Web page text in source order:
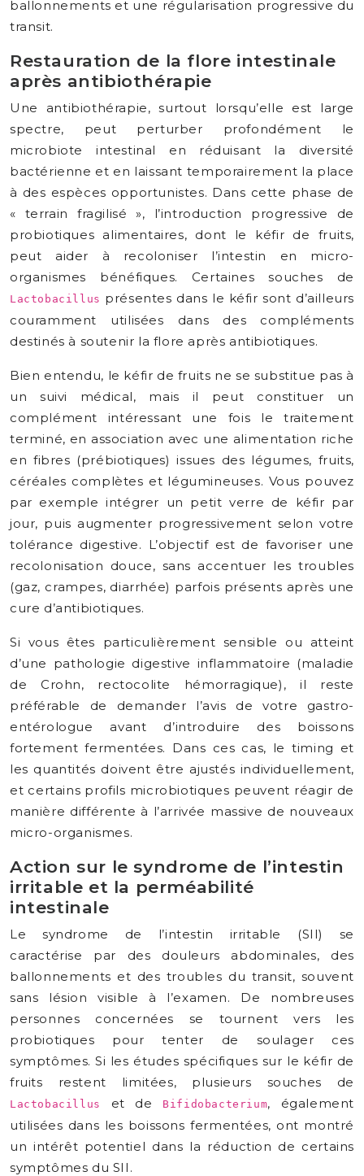
ballonnements et une régularisation progressive du
transit.
Restauration de la flore intestinale
après antibiothérapie
Une antibiothérapie, surtout lorsqu’elle est large
spectre, peut perturber profondément le
microbiote intestinal en réduisant la diversité
bactérienne et en laissant temporairement la place
à des espèces opportunistes. Dans cette phase de
« terrain fragilisé », l’introduction progressive de
probiotiques alimentaires, dont le kéfir de fruits,
peut aider à recoloniser l’intestin en micro-
organismes bénéfiques. Certaines souches de
Lactobacillus présentes dans le kéfir sont d’ailleurs
couramment utilisées dans des compléments
destinés à soutenir la flore après antibiotiques.
Bien entendu, le kéfir de fruits ne se substitue pas à
un suivi médical, mais il peut constituer un
complément intéressant une fois le traitement
terminé, en association avec une alimentation riche
en fibres (prébiotiques) issues des légumes, fruits,
céréales complètes et légumineuses. Vous pouvez
par exemple intégrer un petit verre de kéfir par
jour, puis augmenter progressivement selon votre
tolérance digestive. L’objectif est de favoriser une
recolonisation douce, sans accentuer les troubles
(gaz, crampes, diarrhée) parfois présents après une
cure d’antibiotiques.
Si vous êtes particulièrement sensible ou atteint
d’une pathologie digestive inflammatoire (maladie
de Crohn, rectocolite hémorragique), il reste
préférable de demander l’avis de votre gastro-
entérologue avant d’introduire des boissons
fortement fermentées. Dans ces cas, le timing et
les quantités doivent être ajustés individuellement,
et certains profils microbiotiques peuvent réagir de
manière différente à l’arrivée massive de nouveaux
micro-organismes.
Action sur le syndrome de l’intestin
irritable et la perméabilité
intestinale
Le syndrome de l’intestin irritable (SII) se
caractérise par des douleurs abdominales, des
ballonnements et des troubles du transit, souvent
sans lésion visible à l’examen. De nombreuses
personnes concernées se tournent vers les
probiotiques pour tenter de soulager ces
symptômes. Si les études spécifiques sur le kéfir de
fruits restent limitées, plusieurs souches de
Lactobacillus et de Bifidobacterium, également
utilisées dans les boissons fermentées, ont montré
un intérêt potentiel dans la réduction de certains
symptômes du SII.